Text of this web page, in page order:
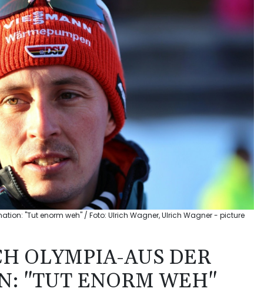
"Tut enorm weh" / Foto: Ulrich Wagner, Ulrich Wagner - picture
OLYMPIA-AUS DER
"TUT ENORM WEH"